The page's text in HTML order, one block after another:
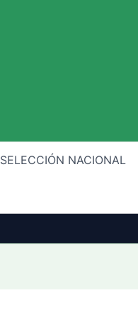
SELECCIÓN NACIONAL